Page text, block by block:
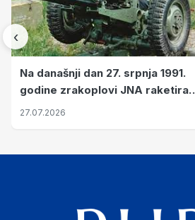
‹
Na današnji dan 27. srpnja 1991.
godine zrakoplovi JNA raketirali
su vojarnu i obučni centar "Nikola
27.07.2026